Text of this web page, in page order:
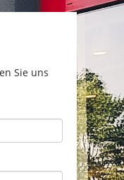
Sie uns